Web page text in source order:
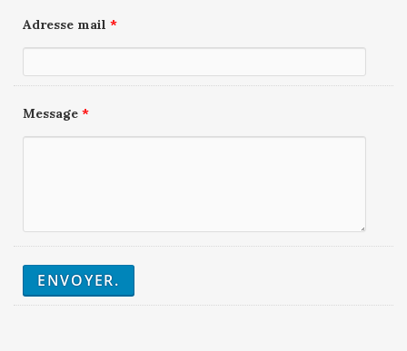
Adresse mail *
Message *